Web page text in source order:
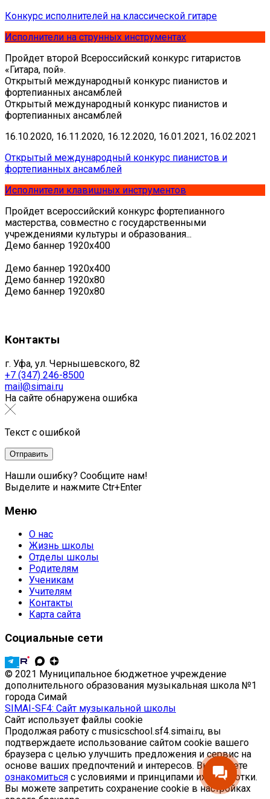
Конкурс исполнителей на классической гитаре
Исполнители на струнных инструментах
Пройдет второй Всероссийский конкурс гитаристов
«Гитара, пой».
Открытый международный конкурс пианистов и
фортепианных ансамблей
Открытый международный конкурс пианистов и
фортепианных ансамблей
16.10.2020, 16.11.2020, 16.12.2020, 16.01.2021, 16.02.2021
Открытый международный конкурс пианистов и
фортепианных ансамблей
Исполнители клавишных инструментов
Пройдет всероссийский конкурс фортепианного
мастерства, совместно с государственными
учреждениями культуры и образования...
Демо баннер 1920х400
Демо баннер 1920х400
Демо баннер 1920x80
Демо баннер 1920x80
Контакты
г. Уфа, ул. Чернышевского, 82
+7 (347) 246-8500
mail@simai.ru
На сайте обнаружена ошибка
Текст с ошибкой
Нашли ошибку? Сообщите нам!
Выделите и нажмите Ctr+Enter
Меню
О нас
Жизнь школы
Отделы школы
Родителям
Ученикам
Учителям
Контакты
Карта сайта
Социальные сети
© 2021 Муниципальное бюджетное учреждение
дополнительного образования музыкальная школа №1
города Симай
SIMAI-SF4: Сайт музыкальной школы
Сайт использует файлы cookie
Продолжая работу с musicschool.sf4.simai.ru, вы
подтверждаете использование сайтом cookie вашего
браузера с целью улучшить предложения и сервис на
основе ваших предпочтений и интересов. Вы можете
ознакомиться с условиями и принципами их обработки.
Вы можете запретить сохранение cookie в настройках